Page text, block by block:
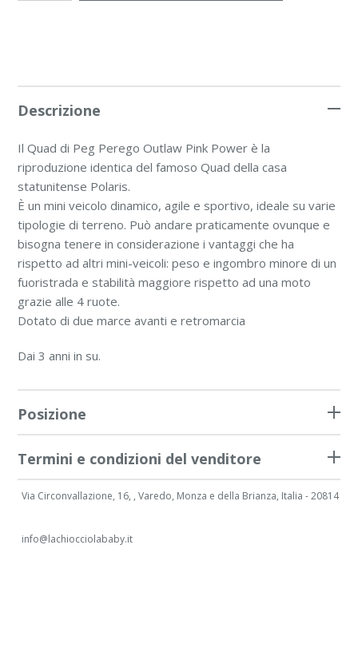
Descrizione
Il Quad di Peg Perego Outlaw Pink Power è la
riproduzione identica del famoso Quad della casa
statunitense Polaris.
È un mini veicolo dinamico, agile e sportivo, ideale su varie
tipologie di terreno. Può andare praticamente ovunque e
bisogna tenere in considerazione i vantaggi che ha
rispetto ad altri mini-veicoli: peso e ingombro minore di un
fuoristrada e stabilità maggiore rispetto ad una moto
grazie alle 4 ruote.
Dotato di due marce avanti e retromarcia
Dai 3 anni in su.
Posizione
Termini e condizioni del venditore
Via Circonvallazione, 16, , Varedo, Monza e della Brianza, Italia - 20814
info@lachiocciolababy.it